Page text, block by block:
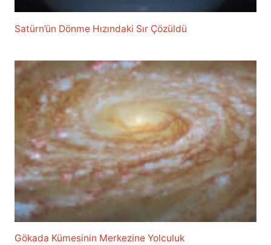
Satürn’ün Dönme Hızındaki Sır Çözüldü
Gökada Kümesinin Merkezine Yolculuk